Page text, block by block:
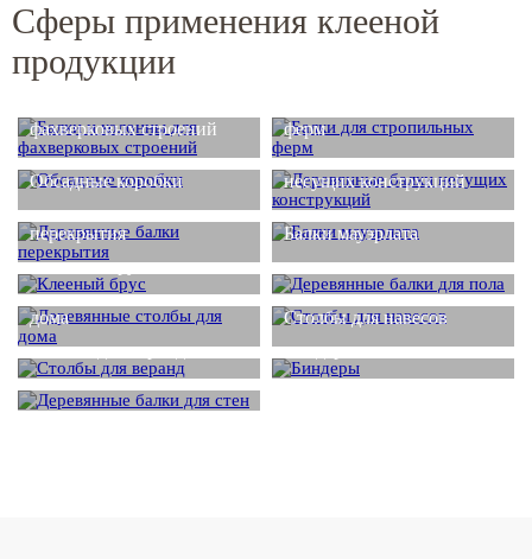
Сферы применения клееной
продукции
фахверковых строений
ферм
Обсадные коробки
Деревянные балки
несущих конструкций
Деревянные балки
перекрытия
Балки мауэрлата
Клееный брус
Деревянные балки для
пола
Деревянные столбы для
дома
Столбы для навесов
Столбы для веранд
Биндеры
Деревянные балки для
стен